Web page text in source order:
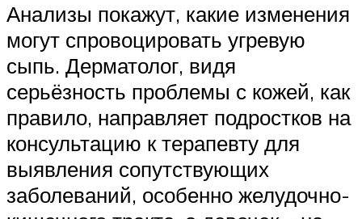
Анализы покажут, какие изменения
могут спровоцировать угревую
сыпь. Дерматолог, видя
серьёзность проблемы с кожей, как
правило, направляет подростков на
консультацию к терапевту для
выявления сопутствующих
заболеваний, особенно желудочно-